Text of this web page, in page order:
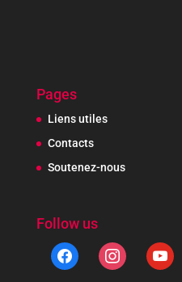
Pages
Liens utiles
Contacts
Soutenez-nous
Follow us
facebook instagramyoutube